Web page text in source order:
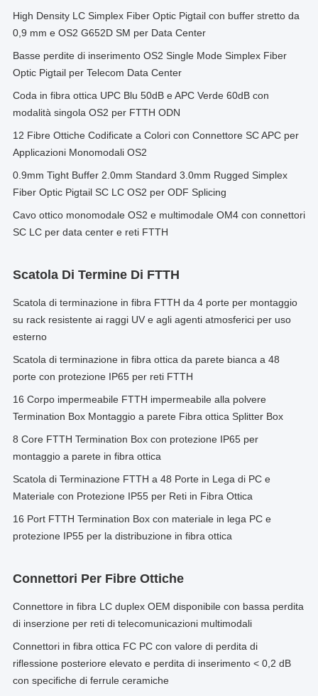
High Density LC Simplex Fiber Optic Pigtail con buffer stretto da
0,9 mm e OS2 G652D SM per Data Center
Basse perdite di inserimento OS2 Single Mode Simplex Fiber
Optic Pigtail per Telecom Data Center
Coda in fibra ottica UPC Blu 50dB e APC Verde 60dB con
modalità singola OS2 per FTTH ODN
12 Fibre Ottiche Codificate a Colori con Connettore SC APC per
Applicazioni Monomodali OS2
0.9mm Tight Buffer 2.0mm Standard 3.0mm Rugged Simplex
Fiber Optic Pigtail SC LC OS2 per ODF Splicing
Cavo ottico monomodale OS2 e multimodale OM4 con connettori
SC LC per data center e reti FTTH
Scatola Di Termine Di FTTH
Scatola di terminazione in fibra FTTH da 4 porte per montaggio
su rack resistente ai raggi UV e agli agenti atmosferici per uso
esterno
Scatola di terminazione in fibra ottica da parete bianca a 48
porte con protezione IP65 per reti FTTH
16 Corpo impermeabile FTTH impermeabile alla polvere
Termination Box Montaggio a parete Fibra ottica Splitter Box
8 Core FTTH Termination Box con protezione IP65 per
montaggio a parete in fibra ottica
Scatola di Terminazione FTTH a 48 Porte in Lega di PC e
Materiale con Protezione IP55 per Reti in Fibra Ottica
16 Port FTTH Termination Box con materiale in lega PC e
protezione IP55 per la distribuzione in fibra ottica
Connettori Per Fibre Ottiche
Connettore in fibra LC duplex OEM disponibile con bassa perdita
di inserzione per reti di telecomunicazioni multimodali
Connettori in fibra ottica FC PC con valore di perdita di
riflessione posteriore elevato e perdita di inserimento < 0,2 dB
con specifiche di ferrule ceramiche